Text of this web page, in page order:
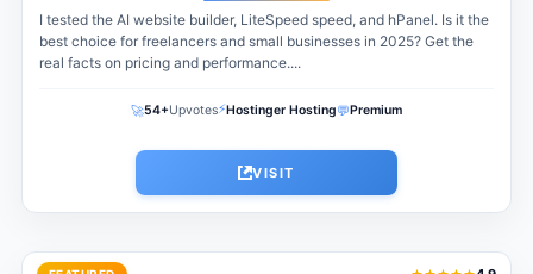
I tested the AI website builder, LiteSpeed speed, and hPanel. Is it the
best choice for freelancers and small businesses in 2025? Get the
real facts on pricing and performance....
🚀54+Upvotes⚡Hostinger Hosting💬Premium
VISIT